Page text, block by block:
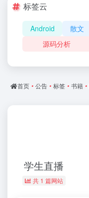
标签云
Android 散文
源码分析
首页 • 公告 • 标签 • 书籍 •
学生直播
共 1 篇网站